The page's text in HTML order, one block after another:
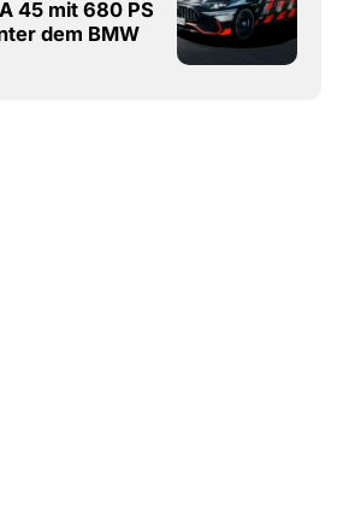
45 mit 680 PS
dem BMW